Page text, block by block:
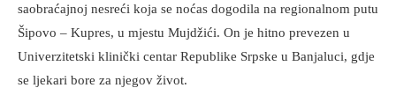
saobraćajnoj nesreći koja se noćas dogodila na regionalnom putu
Šipovo – Kupres, u mjestu Mujdžići. On je hitno prevezen u
Univerzitetski klinički centar Republike Srpske u Banjaluci, gdje
se ljekari bore za njegov život.